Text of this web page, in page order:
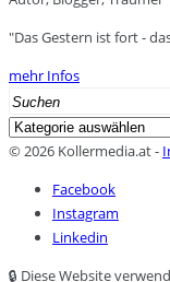
"Das Gestern ist fort -
mehr Infos
Search
for:
Kategorien
© 2026 Kollermedia.at -
Facebook
Instagram
Linkedin
🔒 Diese Website